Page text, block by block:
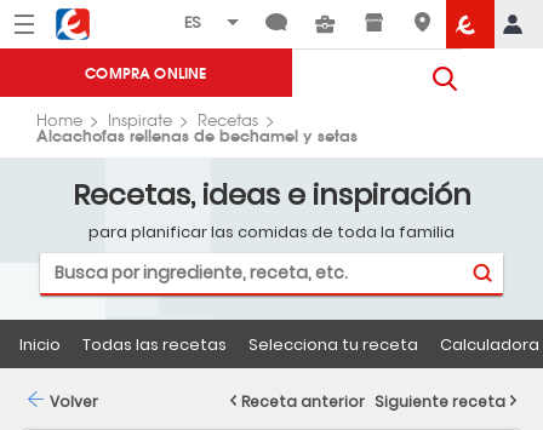
Menú Eroski
COMPRA ONLINE
Home Inspirate Recetas
Alcachofas rellenas de bechamel y setas
Recetas, ideas e inspiración
para planificar las comidas de toda la familia
Inicio Todas las recetas Selecciona tu receta
Volver Receta anterior Siguiente receta